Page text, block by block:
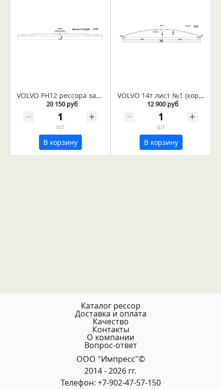
VOLVO FH12 рессора задняя лист №3 (Арт. IR 20-09-03)
20 150 руб
шт
В корзину
VOLVO 14т лист №1 (коренной) (Арт. IR 20-02-01)
12 900 руб
шт
В корзину
Каталог рессор
Доставка и оплата
Качество
Контакты
О компании
Вопрос-ответ
ООО "Импресс"©
2014 - 2026 гг.
Телефон: +7-902-47-57-150